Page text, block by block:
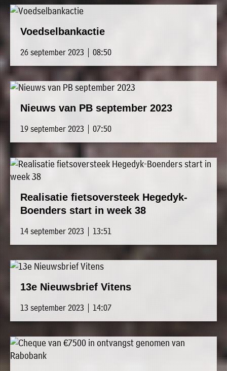
Voedselbankactie
26 september 2023 | 08:50
Nieuws van PB september 2023
19 september 2023 | 07:50
Realisatie fietsoversteek Hegedyk-
Boenders start in week 38
14 september 2023 | 13:51
13e Nieuwsbrief Vitens
13 september 2023 | 14:07